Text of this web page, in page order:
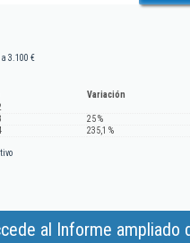
a 3.100 €
Variación
25 %
235,1 %
al Informe ampliado